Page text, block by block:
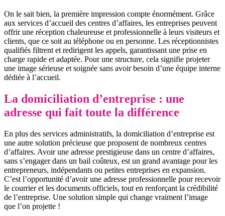
On le sait bien, la première impression compte énormément. Grâce
aux services d’accueil des centres d’affaires, les entreprises peuvent
offrir une réception chaleureuse et professionnelle à leurs visiteurs et
clients, que ce soit au téléphone ou en personne. Les réceptionnistes
qualifiés filtrent et redirigent les appels, garantissant une prise en
charge rapide et adaptée. Pour une structure, cela signifie projeter
une image sérieuse et soignée sans avoir besoin d’une équipe interne
dédiée à l’accueil.
La domiciliation d’entreprise : une
adresse qui fait toute la différence
En plus des services administratifs, la domiciliation d’entreprise est
une autre solution précieuse que proposent de nombreux centres
d’affaires. Avoir une adresse prestigieuse dans un centre d’affaires,
sans s’engager dans un bail coûteux, est un grand avantage pour les
entrepreneurs, indépendants ou petites entreprises en expansion.
C’est l’opportunité d’avoir une adresse professionnelle pour recevoir
le courrier et les documents officiels, tout en renforçant la crédibilité
de l’entreprise. Une solution simple qui change vraiment l’image
que l’on projette !